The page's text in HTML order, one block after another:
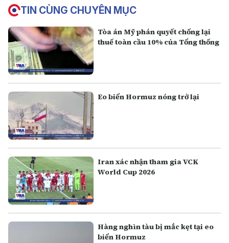
TIN CÙNG CHUYÊN MỤC
Tòa án Mỹ phán quyết chống lại
thuế toàn cầu 10% của Tổng thống
Eo biển Hormuz nóng trở lại
Iran xác nhận tham gia VCK
World Cup 2026
Hàng nghìn tàu bị mắc kẹt tại eo
biển Hormuz